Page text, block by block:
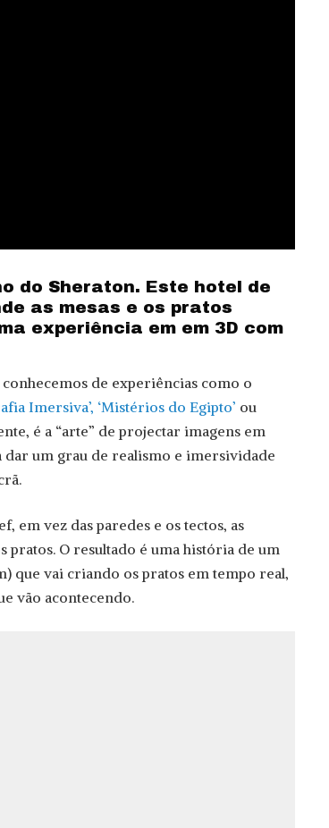
do Sheraton. Este hotel de
as mesas e os pratos
experiência em em 3D com
de experiências como o
Imersiva’, ‘Mistérios do Egipto’ ou
é a “arte” de projectar imagens em
dar um grau de realismo e imersividade
em vez das paredes e os tectos, as
pratos. O resultado é uma história de um
que vai criando os pratos em tempo real,
vão acontecendo.